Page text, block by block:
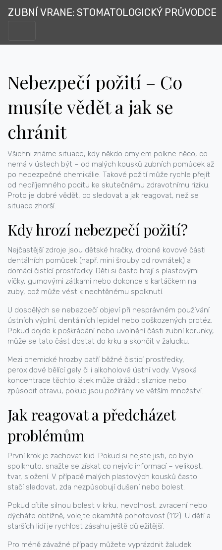
ZUBNÍ VRANE: STOMATOLOGICKÝ PRŮVODCE
Nebezpečí požití – Co
musíte vědět a jak se
chránit
Všichni známe situace, kdy někdo omylem polkne něco, co
nemá v ústech být – od malých kousků zubních pomůcek až
po nebezpečné chemikálie. Takové požití může rychle přejít
od nepříjemného pocitu ke skutečnému zdravotnímu riziku.
Proto je dobré vědět, co sledovat a jak reagovat, než se
situace zhorší.
Kdy hrozí nebezpečí požití?
Nejčastější zdroje jsou dětské hračky, drobné kovové části
dentálních pomůcek (např. mini šrouby od rovnátek) a
domácí čistící prostředky. Děti si často hrají s plastovými
víčky, gumovými zátkami nebo dokonce s kartáčkem na
zuby, což může vést k nechtěnému spolknutí.
U dospělých se nebezpečí objeví při nesprávném používání
ústních výplní, dentálních lepidel nebo poškozených protéz.
Pokud dojde k poškrábání nebo uvolnění části zubní korunky,
může se tato část dostat do krku a skončit v žaludku.
Mezi chemické hrozby patří běžné čisticí prostředky,
peroxidové bělící gely či i alkoholové ústní vody. Vysoká
koncentrace těchto látek může dráždit sliznice nebo
způsobit otravu, pokud jsou požírány ve větším množství.
Jak reagovat a předcházet
problémům
První krok je zachovat klid. Pokud si nejste jisti, co bylo
spolknuto, snažte se získat co nejvíc informací – velikost,
tvar, složení. V případě malých plastových kousků často
stačí sledovat, zda nezpůsobují dušení nebo bolest.
Pokud cítíte silnou bolest v krku, nevolnost, zvracení nebo
dýcháte obtížně, volejte okamžitě pohotovost (112). U dětí a
starších lidí je rychlost zásahu ještě důležitější.
Pro méně závažné případy můžete vyprázdnit žaludek